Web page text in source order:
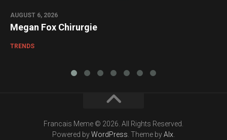
AUGUST 6, 2026
Megan Fox Chirurgie
TRENDS
Francais Meme © 2026. All Rights Reserved.
Powered byWordPress. Theme byAlx.